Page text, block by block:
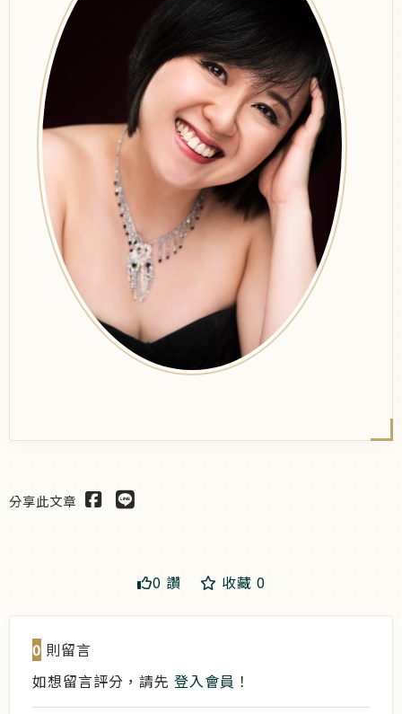
分享此文章
0 讚 收藏 0
0 則留言
如想留言評分，請先 登入會員 ！